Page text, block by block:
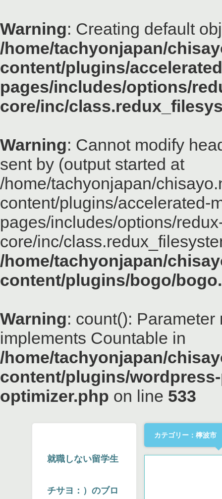
Warning: Creating default
/home/tachyonjapan/
content/plugins/
pages/includes/options/
core/inc/
Warning: Cannot modify
sent by (output started at
/home/tachyonjapan/
content/plugins/accelerated-
pages/includes/options/
core/inc/
/home/tachyonjapan/
content/plugins/bogo/
Warning: count():
implements Countable in
/home/tachyonjapan/
content/plugins/
optimizer.php on line 533
就職しない留学生
チサヨ：）のブロ
カテゴリー：檸波市